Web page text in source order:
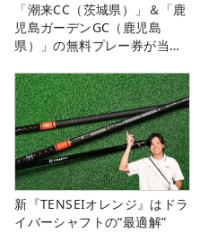
「潮来CC（茨城県）」＆「鹿
児島ガーデンGC（鹿児島
県）」の無料プレー券が当た
新『TENSEIオレンジ』はドラ
イバーシャフトの“最適解”